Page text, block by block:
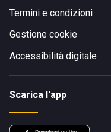
Termini e condizioni
Gestione cookie
Accessibilità digitale
Scarica l'app